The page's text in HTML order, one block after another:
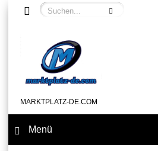
MARKTPLATZ-DE.COM
Menü